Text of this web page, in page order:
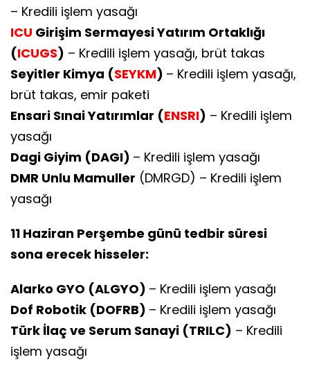
– Kredili işlem yasağı
ICU Girişim Sermayesi Yatırım Ortaklığı
(ICUGS) – Kredili işlem yasağı, brüt takas
Seyitler Kimya (SEYKM) – Kredili işlem yasağı,
brüt takas, emir paketi
Ensari Sınai Yatırımlar (ENSRI) – Kredili işlem
yasağı
Dagi Giyim (DAGI) – Kredili işlem yasağı
DMR Unlu Mamuller (DMRGD) – Kredili işlem
yasağı
11 Haziran Perşembe günü tedbir süresi
sona erecek hisseler:
Alarko GYO (ALGYO) – Kredili işlem yasağı
Dof Robotik (DOFRB) – Kredili işlem yasağı
Türk İlaç ve Serum Sanayi (TRILC) – Kredili
işlem yasağı